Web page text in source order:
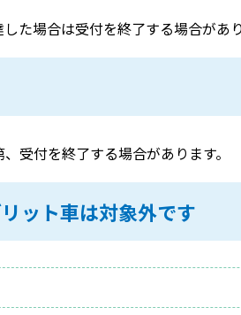
た場合は受付を終了する場合があ
受付を終了する場合があります。
ット車は対象外です